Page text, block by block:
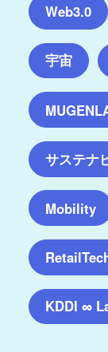
Web3.0
宇宙
サステナ
Mobility
KDDI ∞